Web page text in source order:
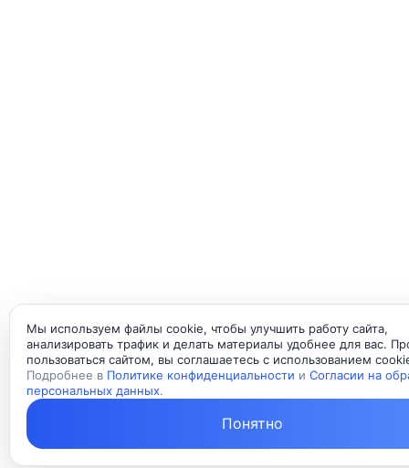
Мы используем файлы cookie, чтобы улучшить работу сайта,
анализировать трафик и делать материалы удобнее для вас.
пользоваться сайтом, вы соглашаетесь с использованием
Подробнее в Политике конфиденциальности и Согласии на
персональных данных.
Понятно